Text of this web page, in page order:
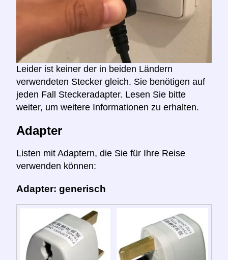
Leider ist keiner der in beiden Ländern
verwendeten Stecker gleich. Sie benötigen auf
jeden Fall Steckeradapter. Lesen Sie bitte
weiter, um weitere Informationen zu erhalten.
Adapter
Listen mit Adaptern, die Sie für Ihre Reise
verwenden können:
Adapter: generisch